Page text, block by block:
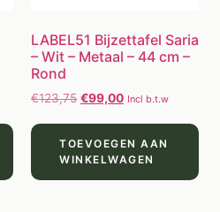
LABEL51 Bijzettafel Saria
– Wit – Metaal – 44 cm –
Rond
€123,75 €99,00 Incl b.t.w
TOEVOEGEN AAN
WINKELWAGEN